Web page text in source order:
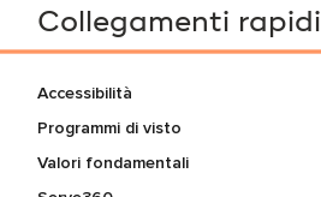
Collegamenti rapidi
Accessibilità
Programmi di visto
Valori fondamentali